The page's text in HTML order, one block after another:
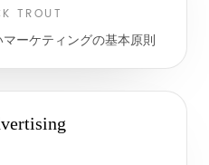
TROUT
ーケティングの基本原則